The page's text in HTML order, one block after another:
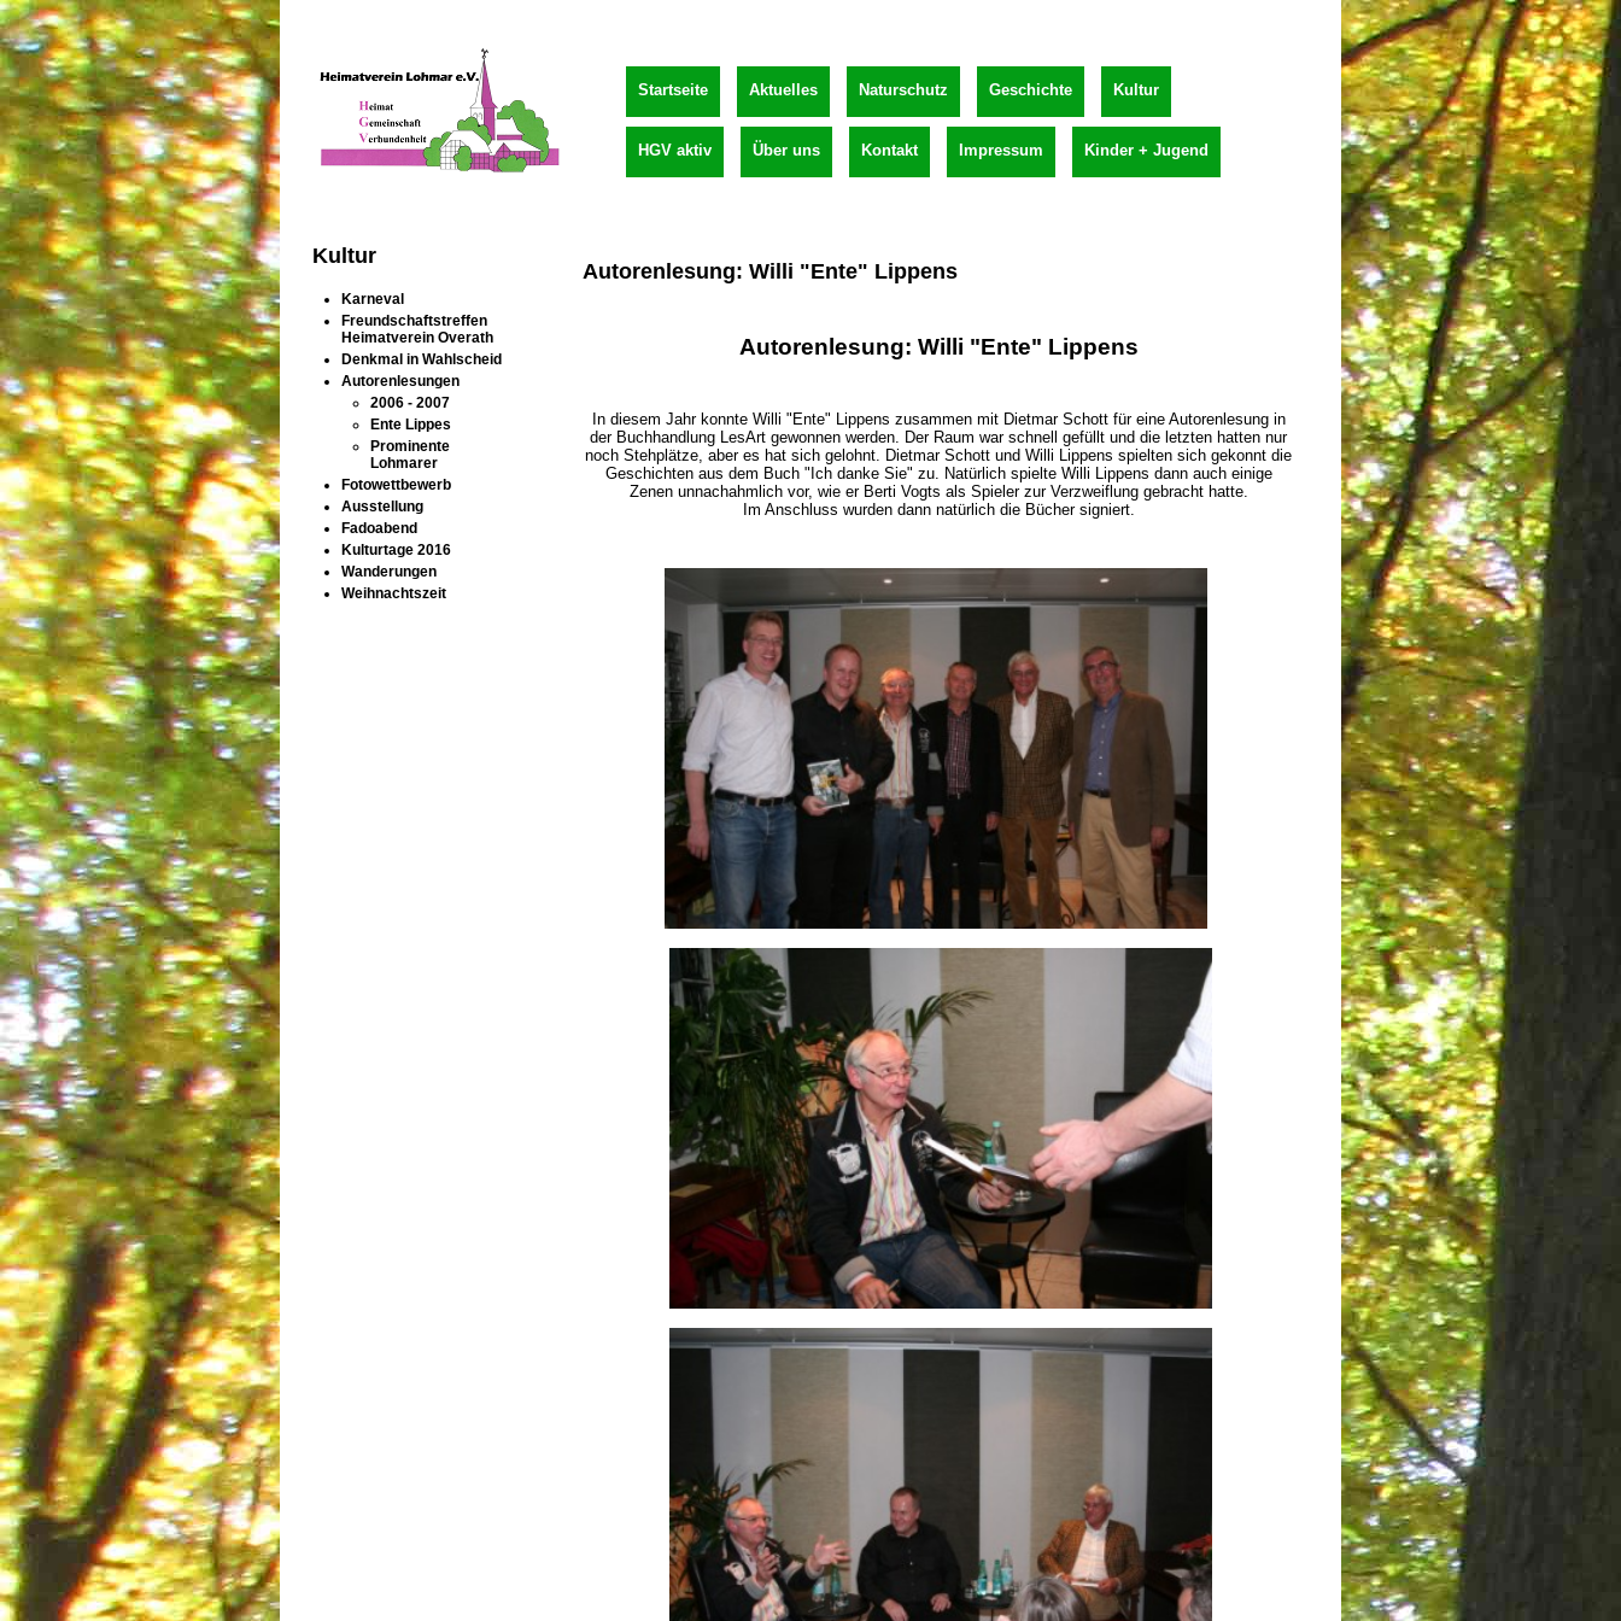
Startseite Aktuelles Naturschutz Geschichte Kultur
HGV aktiv Über uns Kontakt Impressum Kinder + Jugend
Kultur
Karneval
Freundschaftstreffen
Heimatverein Overath
Denkmal in Wahlscheid
Autorenlesungen
2006 - 2007
Ente Lippes
Prominente
Lohmarer
Fotowettbewerb
Ausstellung
Fadoabend
Kulturtage 2016
Wanderungen
Weihnachtszeit
Autorenlesung: Willi "Ente" Lippens
Autorenlesung: Willi "Ente" Lippens
In diesem Jahr konnte Willi "Ente" Lippens zusammen mit Dietmar Schott für eine Autorenlesung in
der Buchhandlung LesArt gewonnen werden. Der Raum war schnell gefüllt und die letzten hatten nur
noch Stehplätze, aber es hat sich gelohnt. Dietmar Schott und Willi Lippens spielten sich gekonnt die
Geschichten aus dem Buch "Ich danke Sie" zu. Natürlich spielte Willi Lippens dann auch einige
Zenen unnachahmlich vor, wie er Berti Vogts als Spieler zur Verzweiflung gebracht hatte.
Im Anschluss wurden dann natürlich die Bücher signiert.